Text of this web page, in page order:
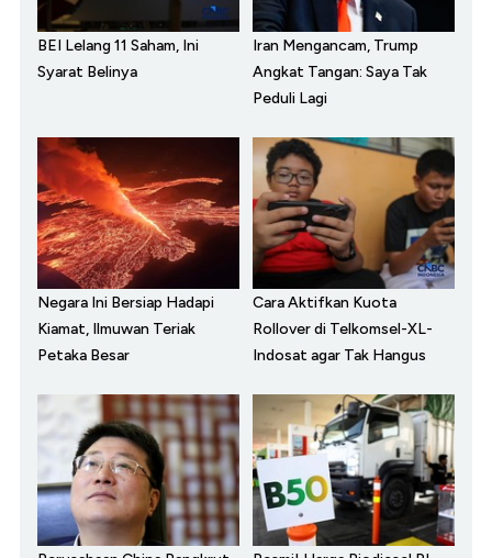
BEI Lelang 11 Saham, Ini
Syarat Belinya
Iran Mengancam, Trump
Angkat Tangan: Saya Tak
Peduli Lagi
Negara Ini Bersiap Hadapi
Kiamat, Ilmuwan Teriak
Petaka Besar
Cara Aktifkan Kuota
Rollover di Telkomsel-XL-
Indosat agar Tak Hangus